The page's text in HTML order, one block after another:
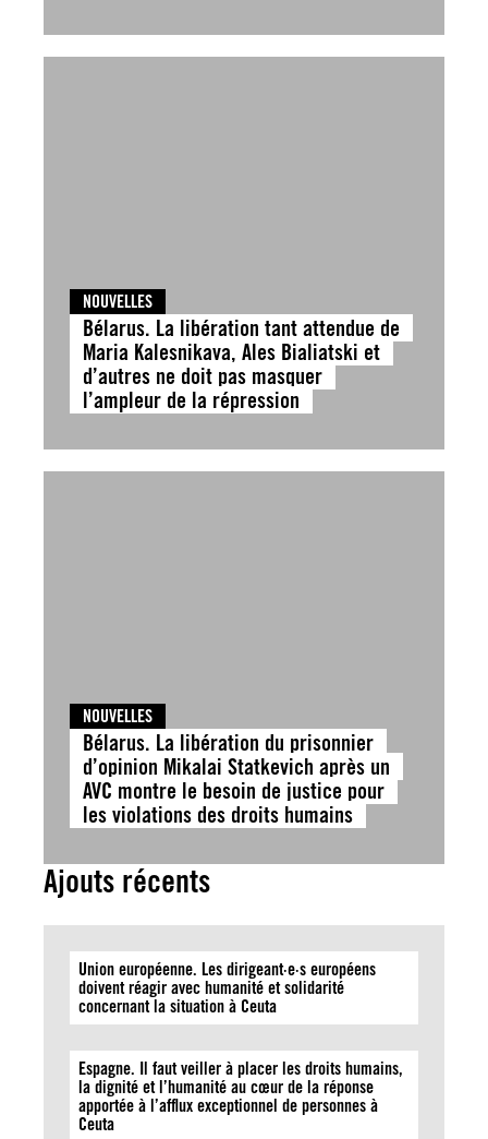
NOUVELLES
Bélarus. La libération tant attendue de
Maria Kalesnikava, Ales Bialiatski et
d’autres ne doit pas masquer
l’ampleur de la répression
NOUVELLES
Bélarus. La libération du prisonnier
d’opinion Mikalai Statkevich après un
AVC montre le besoin de justice pour
les violations des droits humains
Ajouts récents
Union européenne. Les dirigeant·e·s européens
doivent réagir avec humanité et solidarité
concernant la situation à Ceuta
Espagne. Il faut veiller à placer les droits humains,
la dignité et l’humanité au cœur de la réponse
apportée à l’afflux exceptionnel de personnes à
Ceuta